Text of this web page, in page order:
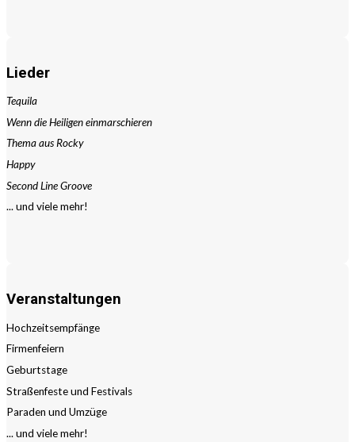
Lieder
Tequila
Wenn die Heiligen einmarschieren
Thema aus Rocky
Happy
Second Line Groove
... und viele mehr!
Veranstaltungen
Hochzeitsempfänge
Firmenfeiern
Geburtstage
Straßenfeste und Festivals
Paraden und Umzüge
... und viele mehr!